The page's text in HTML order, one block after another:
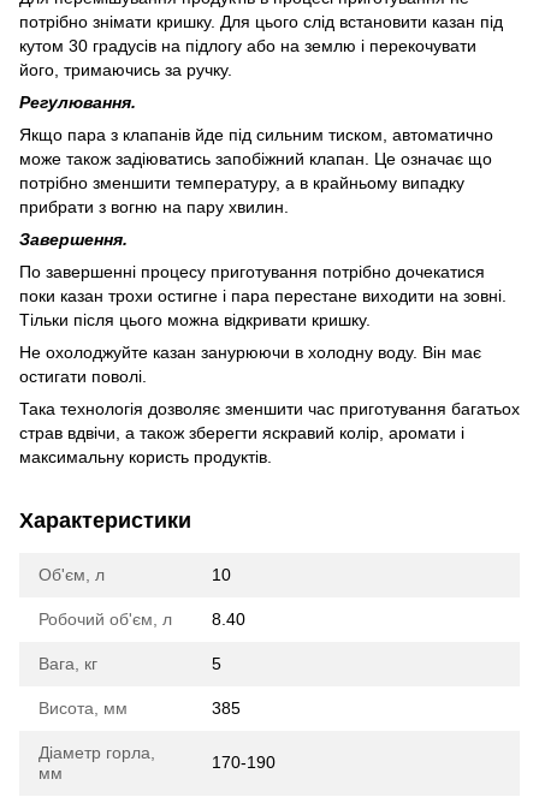
потрібно знімати кришку. Для цього слід встановити казан під
кутом 30 градусів на підлогу або на землю і перекочувати
його, тримаючись за ручку.
Регулювання.
Якщо пара з клапанів йде під сильним тиском, автоматично
може також задіюватись запобіжний клапан. Це означає що
потрібно зменшити температуру, а в крайньому випадку
прибрати з вогню на пару хвилин.
Завершення.
По завершенні процесу приготування потрібно дочекатися
поки казан трохи остигне і пара перестане виходити на зовні.
Тільки після цього можна відкривати кришку.
Не охолоджуйте казан занурюючи в холодну воду. Він має
остигати поволі.
Така технологія дозволяє зменшити час приготування багатьох
страв вдвічи, а також зберегти яскравий колір, аромати і
максимальну користь продуктів.
Характеристики
Об'єм, л 10
Робочий об'єм, л 8.40
Вага, кг 5
Висота, мм 385
Діаметр горла,
мм
170-190